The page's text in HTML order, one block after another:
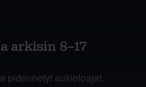
arkisin 8–17
pidennetyt aukioloajat.